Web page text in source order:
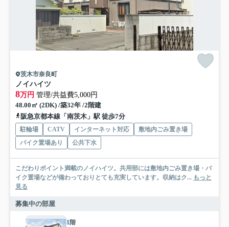
茨木市奈良町
ノイハイツ
8万円 管理/共益費5,000円
48.00㎡ (2DK) /築32年 /2階建
阪急京都本線「南茨木」駅 徒歩7分
駐輪場 CATV インターネット対応
敷地内ごみ置き場
バイク置場あり
公共下水
こだわりポイント満載のノイハイツ。共用部には敷地内ごみ置き場・バ
イク置場などが備わっておりとても充実しています。収納はク... もっと
見る
募集中の部屋
1階